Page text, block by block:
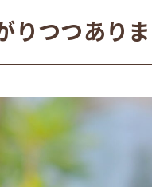
りつつあり